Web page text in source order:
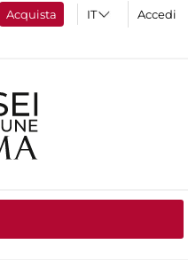
Acquista Accedi